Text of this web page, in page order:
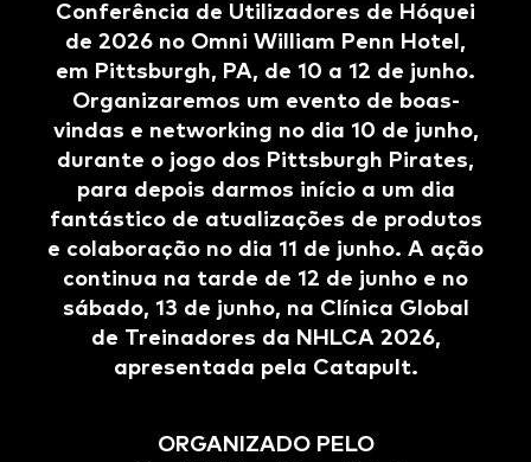
Conferência de Utilizadores de Hóquei
de 2026 no Omni William Penn Hotel,
em Pittsburgh, PA, de 10 a 12 de junho.
Organizaremos um evento de boas-
vindas e networking no dia 10 de junho,
durante o jogo dos Pittsburgh Pirates,
para depois darmos início a um dia
fantástico de atualizações de produtos
e colaboração no dia 11 de junho. A ação
continua na tarde de 12 de junho e no
sábado, 13 de junho, na Clínica Global
de Treinadores da NHLCA 2026,
apresentada pela Catapult.
ORGANIZADO PELO